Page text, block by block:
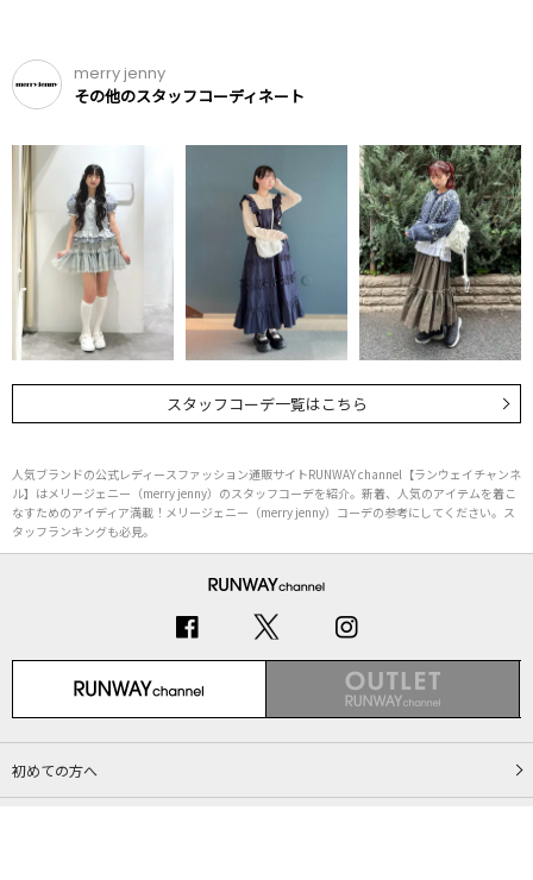
merry jenny
その他のスタッフコーディネート
スタッフコーデ一覧はこちら
人気ブランドの公式レディースファッション通販サイトRUNWAY channel【ランウェイチャンネ
ル】はメリージェニー（merry jenny）のスタッフコーデを紹介。新着、人気のアイテムを着こ
なすためのアイディア満載！メリージェニー（merry jenny）コーデの参考にしてください。ス
タッフランキングも必見。
初めての方へ